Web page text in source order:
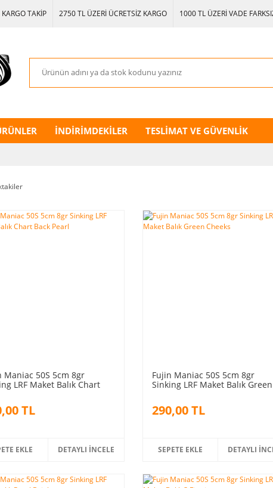
KARGO TAKİP 2750 TL ÜZERİ ÜCRETSİZ KARGO 1000 TL ÜZERİ VADE
İNDİRİMDEKİLER TESLİMAT VE GÜVENLİK
Maniac 50S 5cm 8gr
LRF Maket Balık Chart
TL
EKLE DETAYLI İNCELE
Fujin Maniac 50S 5cm 8gr
Sinking LRF Maket Balık Green
290,00 TL
SEPETE EKLE DETAYLI